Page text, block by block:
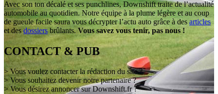
Avec son ton décalé et ses punchlines, Downshift traite de l’actualité
automobile au quotidien. Notre équipe à la plume légère et au coup
de gueule facile saura vous décrypter l’actu auto grâce à des articles
et des dossiers brûlants. Vous savez vous tenir, pas nous !
CONTACT & PUB
> Vous voulez contacter la rédaction du site ?
> Vous souhaitez devenir notre partenaire ?
> Vous désirez annoncer sur Downshift.fr ?